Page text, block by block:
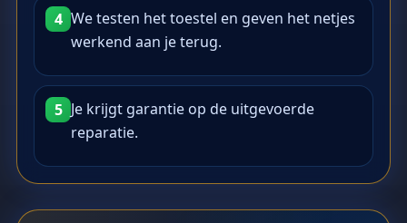
4 We testen het toestel en geven het netjes
werkend aan je terug.
5 Je krijgt garantie op de uitgevoerde
reparatie.